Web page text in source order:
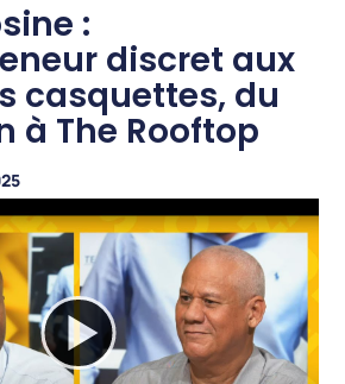
:
discret aux
casquettes, du
à The Rooftop